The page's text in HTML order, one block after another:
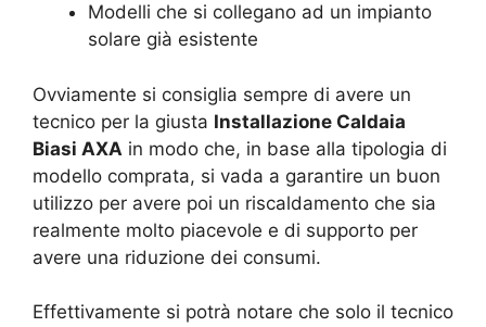
Modelli che si collegano ad un impianto
solare già esistente
Ovviamente si consiglia sempre di avere un
tecnico per la giusta Installazione Caldaia
Biasi AXA in modo che, in base alla tipologia di
modello comprata, si vada a garantire un buon
utilizzo per avere poi un riscaldamento che sia
realmente molto piacevole e di supporto per
avere una riduzione dei consumi.
Effettivamente si potrà notare che solo il tecnico